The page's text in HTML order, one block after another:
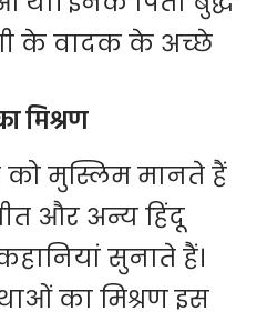
के वादक के अच्छे
मिश्रण
मुस्लिम मानते हैं
और अन्य हिंदू
सुनाते हैं।
का मिश्रण इस